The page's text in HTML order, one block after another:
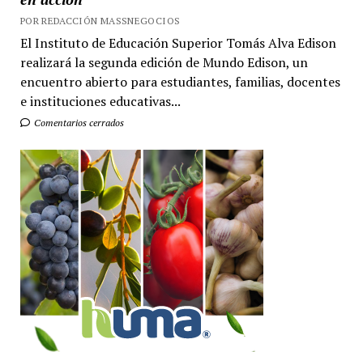
POR REDACCIÓN MASSNEGOCIOS
El Instituto de Educación Superior Tomás Alva Edison
realizará la segunda edición de Mundo Edison, un
encuentro abierto para estudiantes, familias, docentes
e instituciones educativas...
Comentarios cerrados